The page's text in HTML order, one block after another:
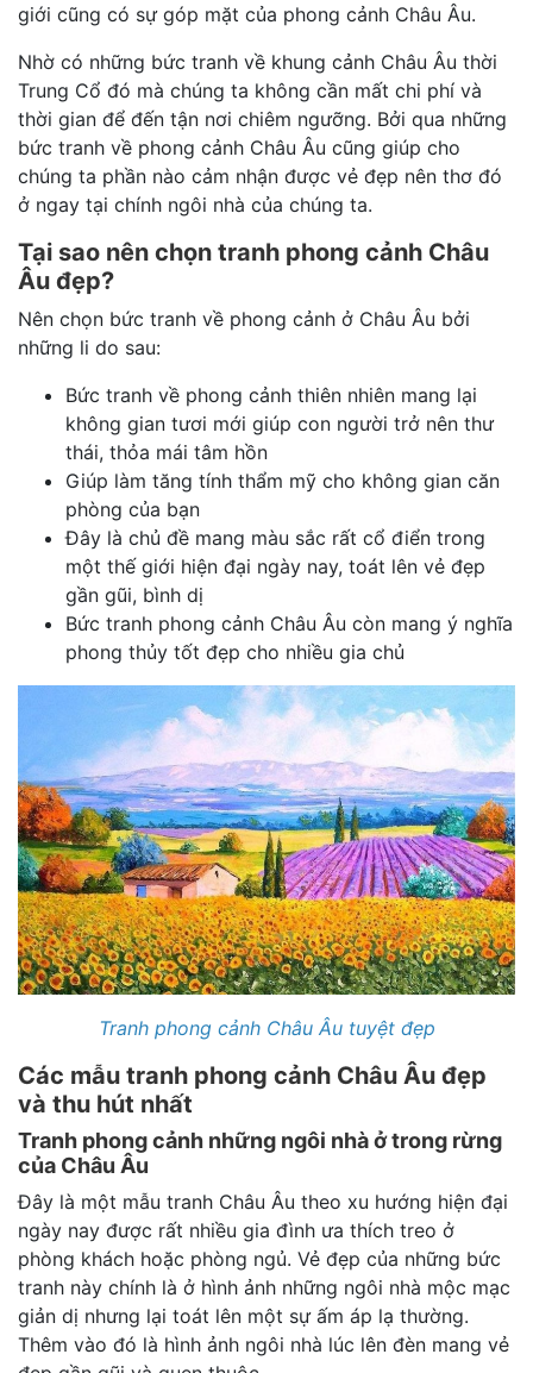
giới cũng có sự góp mặt của phong cảnh Châu Âu.
Nhờ có những bức tranh về khung cảnh Châu Âu thời
Trung Cổ đó mà chúng ta không cần mất chi phí và
thời gian để đến tận nơi chiêm ngưỡng. Bởi qua những
bức tranh về phong cảnh Châu Âu cũng giúp cho
chúng ta phần nào cảm nhận được vẻ đẹp nên thơ đó
ở ngay tại chính ngôi nhà của chúng ta.
Tại sao nên chọn tranh phong cảnh Châu
Âu đẹp?
Nên chọn bức tranh về phong cảnh ở Châu Âu bởi
những li do sau:
Bức tranh về phong cảnh thiên nhiên mang lại
không gian tươi mới giúp con người trở nên thư
thái, thỏa mái tâm hồn
Giúp làm tăng tính thẩm mỹ cho không gian căn
phòng của bạn
Đây là chủ đề mang màu sắc rất cổ điển trong
một thế giới hiện đại ngày nay, toát lên vẻ đẹp
gần gũi, bình dị
Bức tranh phong cảnh Châu Âu còn mang ý nghĩa
phong thủy tốt đẹp cho nhiều gia chủ
Tranh phong cảnh Châu Âu tuyệt đẹp
Các mẫu tranh phong cảnh Châu Âu đẹp
và thu hút nhất
Tranh phong cảnh những ngôi nhà ở trong rừng
của Châu Âu
Đây là một mẫu tranh Châu Âu theo xu hướng hiện đại
ngày nay được rất nhiều gia đình ưa thích treo ở
phòng khách hoặc phòng ngủ. Vẻ đẹp của những bức
tranh này chính là ở hình ảnh những ngôi nhà mộc mạc
giản dị nhưng lại toát lên một sự ấm áp lạ thường.
Thêm vào đó là hình ảnh ngôi nhà lúc lên đèn mang vẻ